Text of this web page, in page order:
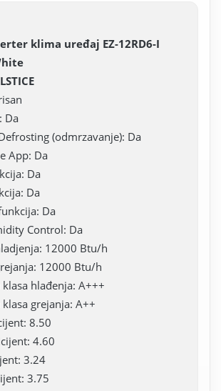
klima uređaj EZ-12RD6-I
Da
(odmrzavanje): Da
App: Da
Da
Da
Da
Control: Da
12000 Btu/h
12000 Btu/h
klasa hlađenja: A+++
klasa grejanja: A++
8.50
4.60
3.24
3.75